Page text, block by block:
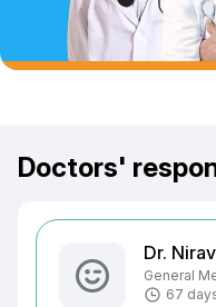
Doctors'
Dr.
General
67